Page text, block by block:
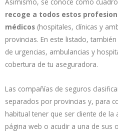
recoge a todos estos
médicos (hospitales, clínicas y
provincias. En este listado,
de urgencias, ambulancias y
cobertura de tu aseguradora.
Las compañías de seguros
separados por provincias y, para
habitual tener que ser cliente de
página web o acudir a una de sus